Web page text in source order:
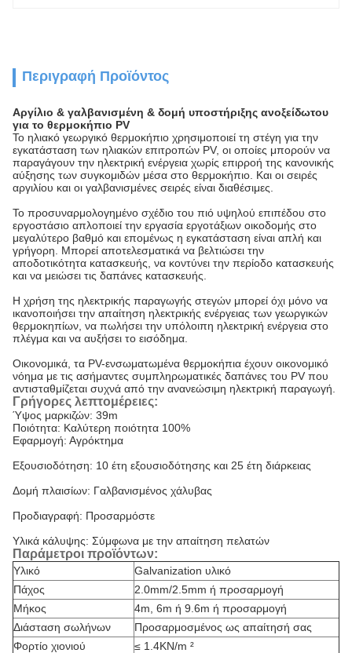
Περιγραφή Προϊόντος
Αργίλιο & γαλβανισμένη & δομή υποστήριξης ανοξείδωτου
για το θερμοκήπιο PV
Το ηλιακό γεωργικό θερμοκήπιο χρησιμοποιεί τη στέγη για την
εγκατάσταση των ηλιακών επιτροπών PV, οι οποίες μπορούν να
παραγάγουν την ηλεκτρική ενέργεια χωρίς επιρροή της κανονικής
αύξησης των συγκομιδών μέσα στο θερμοκήπιο. Και οι σειρές
αργιλίου και οι γαλβανισμένες σειρές είναι διαθέσιμες.
Το προσυναρμολογημένο σχέδιο του πιό υψηλού επιπέδου στο
εργοστάσιο απλοποιεί την εργασία εργοτάξιων οικοδομής στο
μεγαλύτερο βαθμό και επομένως η εγκατάσταση είναι απλή και
γρήγορη. Μπορεί αποτελεσματικά να βελτιώσει την
αποδοτικότητα κατασκευής, να κοντύνει την περίοδο κατασκευής
και να μειώσει τις δαπάνες κατασκευής.
Η χρήση της ηλεκτρικής παραγωγής στεγών μπορεί όχι μόνο να
ικανοποιήσει την απαίτηση ηλεκτρικής ενέργειας των γεωργικών
θερμοκηπίων, να πωλήσει την υπόλοιπη ηλεκτρική ενέργεια στο
πλέγμα και να αυξήσει το εισόδημα.
Οικονομικά, τα PV-ενσωματωμένα θερμοκήπια έχουν οικονομικό
νόημα με τις ασήμαντες συμπληρωματικές δαπάνες του PV που
αντισταθμίζεται συχνά από την ανανεώσιμη ηλεκτρική παραγωγή.
Γρήγορες λεπτομέρειες:
Ύψος μαρκιζών: 39m
Ποιότητα: Καλύτερη ποιότητα 100%
Εφαρμογή: Αγρόκτημα
Εξουσιοδότηση: 10 έτη εξουσιοδότησης και 25 έτη διάρκειας
Δομή πλαισίων: Γαλβανισμένος χάλυβας
Προδιαγραφή: Προσαρμόστε
Υλικά κάλυψης: Σύμφωνα με την απαίτηση πελατών
Παράμετροι προϊόντων:
Υλικό
Galvanization υλικό
Πάχος
2.0mm/2.5mm ή προσαρμογή
Μήκος
4m, 6m ή 9.6m ή προσαρμογή
Διάσταση σωλήνων
Προσαρμοσμένος ως απαίτησή σας
Φορτίο χιονιού
≤ 1.4KN/m ²